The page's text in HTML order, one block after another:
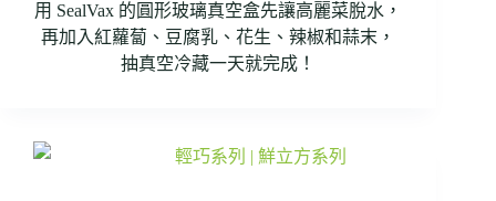
用 SealVax 的圓形玻璃真空盒先讓高麗菜脫水，
再加入紅蘿蔔、豆腐乳、花生、辣椒和蒜末，
抽真空冷藏一天就完成！